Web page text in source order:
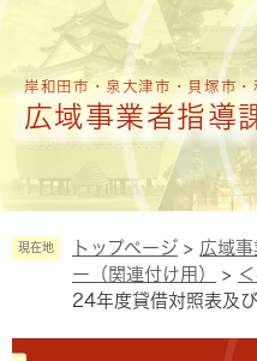
の
。
メニュー
岸和田市・泉大津市・貝塚市
広域事業者指導
現在地 トップページ > 広域事
ー（関連付け用）
>
24年度貸借対照表及
本